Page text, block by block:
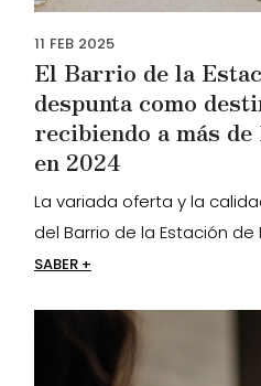
11 FEB 2025
El Barrio de la
despunta como
recibiendo a más
en 2024
La variada oferta y la
del Barrio de la Estación
SABER +